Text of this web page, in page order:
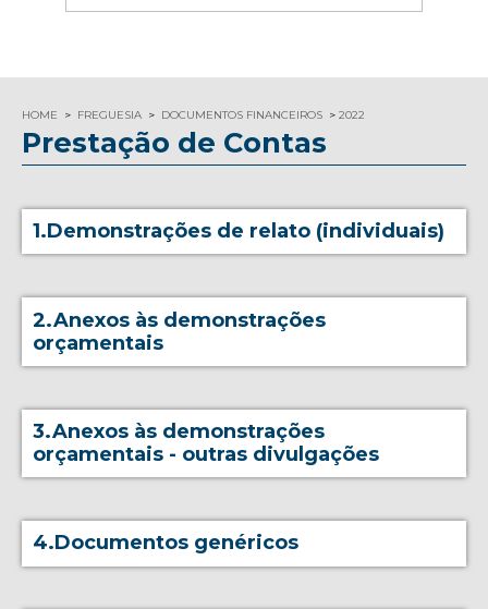
HOME FREGUESIA DOCUMENTOS FINANCEIROS 2022
Prestação de Contas
1.Demonstrações de relato (individuais)
2.Anexos às demonstrações
orçamentais
3.Anexos às demonstrações
orçamentais - outras divulgações
4.Documentos genéricos